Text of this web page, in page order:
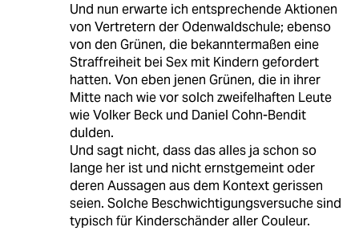
Und nun erwarte ich entsprechende Aktionen
von Vertretern der Odenwaldschule; ebenso
von den Grünen, die bekanntermaßen eine
Straffreiheit bei Sex mit Kindern gefordert
hatten. Von eben jenen Grünen, die in ihrer
Mitte nach wie vor solch zweifelhaften Leute
wie Volker Beck und Daniel Cohn-Bendit
dulden.
Und sagt nicht, dass das alles ja schon so
lange her ist und nicht ernstgemeint oder
deren Aussagen aus dem Kontext gerissen
seien. Solche Beschwichtigungsversuche sind
typisch für Kinderschänder aller Couleur.